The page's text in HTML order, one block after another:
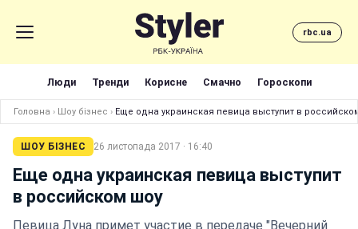
rbc.ua
Люди Тренди Корисне Смачно Гороскопи
Головна › Шоу бізнес › Еще одна украинская певица выступит в
ШОУ БІЗНЕС 26 листопада 2017 · 16:40
Еще одна украинская певица выступит
в российском шоу
Певица Луна примет участие в передаче "Вечерний